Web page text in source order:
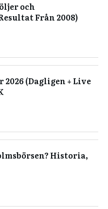
och
Från 2008)
(Dagligen + Live
Historia,